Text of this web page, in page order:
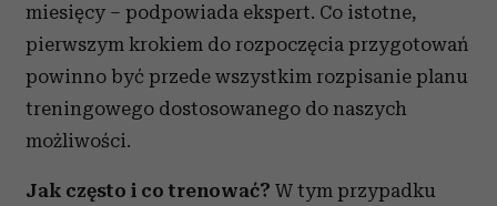
miesięcy – podpowiada ekspert. Co istotne,
pierwszym krokiem do rozpoczęcia przygotowań
powinno być przede wszystkim rozpisanie planu
treningowego dostosowanego do naszych
możliwości.
Jak często i co trenować? W tym przypadku